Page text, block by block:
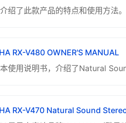
绍了此款产品的特点和使用方法。
RX-V480 OWNER'S MANUAL
使用说明书，介绍了Natural
RX-V470 Natural Sound